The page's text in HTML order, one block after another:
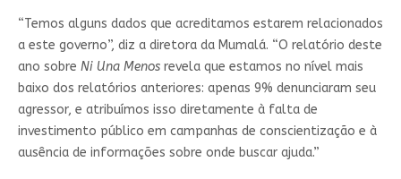
“Temos alguns dados que acreditamos estarem relacionados
a este governo”, diz a diretora da Mumalá. “O relatório deste
ano sobre Ni Una Menosrevela que estamos no nível mais
baixo dos relatórios anteriores: apenas 9% denunciaram seu
agressor, e atribuímos isso diretamente à falta de
investimento público em campanhas de conscientização e à
ausência de informações sobre onde buscar ajuda.”